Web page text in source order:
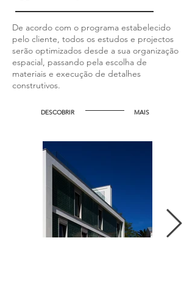
De acordo com o programa estabelecido
pelo cliente, todos os estudos e projectos
serão optimizados desde a sua organização
espacial, passando pela escolha de
materiais e execução de detalhes
construtivos.
MAIS
DESCOBRIR